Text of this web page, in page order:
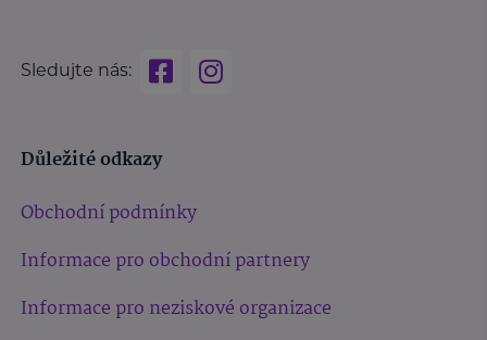
Sledujte nás:
Důležité odkazy
Obchodní podmínky
Informace pro obchodní partnery
Informace pro neziskové organizace